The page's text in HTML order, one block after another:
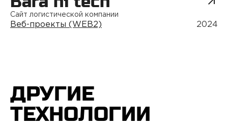
Сайт логистической компании
Веб-проекты (WEB2) 2024
ДРУГИЕ
ТЕХНОЛОГИИ